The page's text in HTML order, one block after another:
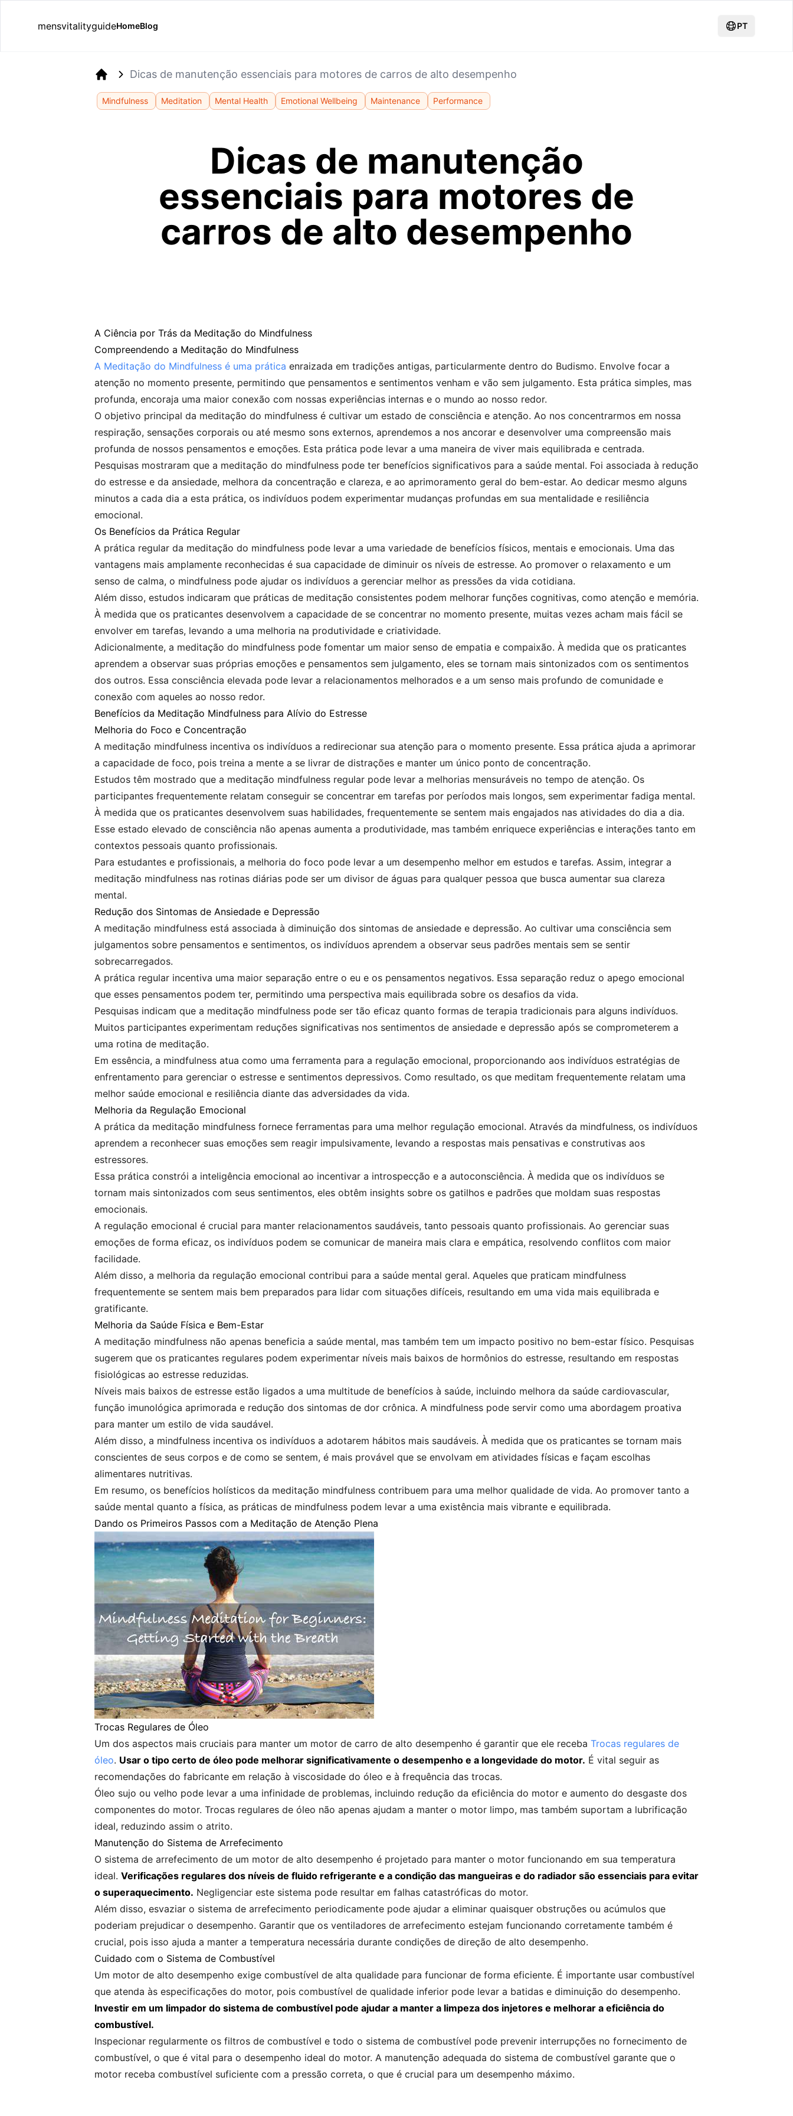
mensvitalityguideHomeBlog PT
Dicas de manutenção essenciais para motores de carros de alto desempenho
Mindfulness Meditation Mental Health Emotional Wellbeing Maintenance Performance
Dicas de manutenção
essenciais para motores de
carros de alto desempenho
A Ciência por Trás da Meditação do Mindfulness
Compreendendo a Meditação do Mindfulness
A Meditação do Mindfulness é uma prática enraizada em tradições antigas, particularmente dentro do Budismo. Envolve focar a
atenção no momento presente, permitindo que pensamentos e sentimentos venham e vão sem julgamento. Esta prática simples, mas
profunda, encoraja uma maior conexão com nossas experiências internas e o mundo ao nosso redor.
O objetivo principal da meditação do mindfulness é cultivar um estado de consciência e atenção. Ao nos concentrarmos em nossa
respiração, sensações corporais ou até mesmo sons externos, aprendemos a nos ancorar e desenvolver uma compreensão mais
profunda de nossos pensamentos e emoções. Esta prática pode levar a uma maneira de viver mais equilibrada e centrada.
Pesquisas mostraram que a meditação do mindfulness pode ter benefícios significativos para a saúde mental. Foi associada à redução
do estresse e da ansiedade, melhora da concentração e clareza, e ao aprimoramento geral do bem-estar. Ao dedicar mesmo alguns
minutos a cada dia a esta prática, os indivíduos podem experimentar mudanças profundas em sua mentalidade e resiliência
emocional.
Os Benefícios da Prática Regular
A prática regular da meditação do mindfulness pode levar a uma variedade de benefícios físicos, mentais e emocionais. Uma das
vantagens mais amplamente reconhecidas é sua capacidade de diminuir os níveis de estresse. Ao promover o relaxamento e um
senso de calma, o mindfulness pode ajudar os indivíduos a gerenciar melhor as pressões da vida cotidiana.
Além disso, estudos indicaram que práticas de meditação consistentes podem melhorar funções cognitivas, como atenção e memória.
À medida que os praticantes desenvolvem a capacidade de se concentrar no momento presente, muitas vezes acham mais fácil se
envolver em tarefas, levando a uma melhoria na produtividade e criatividade.
Adicionalmente, a meditação do mindfulness pode fomentar um maior senso de empatia e compaixão. À medida que os praticantes
aprendem a observar suas próprias emoções e pensamentos sem julgamento, eles se tornam mais sintonizados com os sentimentos
dos outros. Essa consciência elevada pode levar a relacionamentos melhorados e a um senso mais profundo de comunidade e
conexão com aqueles ao nosso redor.
Benefícios da Meditação Mindfulness para Alívio do Estresse
Melhoria do Foco e Concentração
A meditação mindfulness incentiva os indivíduos a redirecionar sua atenção para o momento presente. Essa prática ajuda a aprimorar
a capacidade de foco, pois treina a mente a se livrar de distrações e manter um único ponto de concentração.
Estudos têm mostrado que a meditação mindfulness regular pode levar a melhorias mensuráveis no tempo de atenção. Os
participantes frequentemente relatam conseguir se concentrar em tarefas por períodos mais longos, sem experimentar fadiga mental.
À medida que os praticantes desenvolvem suas habilidades, frequentemente se sentem mais engajados nas atividades do dia a dia.
Esse estado elevado de consciência não apenas aumenta a produtividade, mas também enriquece experiências e interações tanto em
contextos pessoais quanto profissionais.
Para estudantes e profissionais, a melhoria do foco pode levar a um desempenho melhor em estudos e tarefas. Assim, integrar a
meditação mindfulness nas rotinas diárias pode ser um divisor de águas para qualquer pessoa que busca aumentar sua clareza
mental.
Redução dos Sintomas de Ansiedade e Depressão
A meditação mindfulness está associada à diminuição dos sintomas de ansiedade e depressão. Ao cultivar uma consciência sem
julgamentos sobre pensamentos e sentimentos, os indivíduos aprendem a observar seus padrões mentais sem se sentir
sobrecarregados.
A prática regular incentiva uma maior separação entre o eu e os pensamentos negativos. Essa separação reduz o apego emocional
que esses pensamentos podem ter, permitindo uma perspectiva mais equilibrada sobre os desafios da vida.
Pesquisas indicam que a meditação mindfulness pode ser tão eficaz quanto formas de terapia tradicionais para alguns indivíduos.
Muitos participantes experimentam reduções significativas nos sentimentos de ansiedade e depressão após se comprometerem a
uma rotina de meditação.
Em essência, a mindfulness atua como uma ferramenta para a regulação emocional, proporcionando aos indivíduos estratégias de
enfrentamento para gerenciar o estresse e sentimentos depressivos. Como resultado, os que meditam frequentemente relatam uma
melhor saúde emocional e resiliência diante das adversidades da vida.
Melhoria da Regulação Emocional
A prática da meditação mindfulness fornece ferramentas para uma melhor regulação emocional. Através da mindfulness, os indivíduos
aprendem a reconhecer suas emoções sem reagir impulsivamente, levando a respostas mais pensativas e construtivas aos
estressores.
Essa prática constrói a inteligência emocional ao incentivar a introspecção e a autoconsciência. À medida que os indivíduos se
tornam mais sintonizados com seus sentimentos, eles obtêm insights sobre os gatilhos e padrões que moldam suas respostas
emocionais.
A regulação emocional é crucial para manter relacionamentos saudáveis, tanto pessoais quanto profissionais. Ao gerenciar suas
emoções de forma eficaz, os indivíduos podem se comunicar de maneira mais clara e empática, resolvendo conflitos com maior
facilidade.
Além disso, a melhoria da regulação emocional contribui para a saúde mental geral. Aqueles que praticam mindfulness
frequentemente se sentem mais bem preparados para lidar com situações difíceis, resultando em uma vida mais equilibrada e
gratificante.
Melhoria da Saúde Física e Bem-Estar
A meditação mindfulness não apenas beneficia a saúde mental, mas também tem um impacto positivo no bem-estar físico. Pesquisas
sugerem que os praticantes regulares podem experimentar níveis mais baixos de hormônios do estresse, resultando em respostas
fisiológicas ao estresse reduzidas.
Níveis mais baixos de estresse estão ligados a uma multitude de benefícios à saúde, incluindo melhora da saúde cardiovascular,
função imunológica aprimorada e redução dos sintomas de dor crônica. A mindfulness pode servir como uma abordagem proativa
para manter um estilo de vida saudável.
Além disso, a mindfulness incentiva os indivíduos a adotarem hábitos mais saudáveis. À medida que os praticantes se tornam mais
conscientes de seus corpos e de como se sentem, é mais provável que se envolvam em atividades físicas e façam escolhas
alimentares nutritivas.
Em resumo, os benefícios holísticos da meditação mindfulness contribuem para uma melhor qualidade de vida. Ao promover tanto a
saúde mental quanto a física, as práticas de mindfulness podem levar a uma existência mais vibrante e equilibrada.
Dando os Primeiros Passos com a Meditação de Atenção Plena
Trocas Regulares de Óleo
Um dos aspectos mais cruciais para manter um motor de carro de alto desempenho é garantir que ele receba Trocas regulares de
óleo. Usar o tipo certo de óleo pode melhorar significativamente o desempenho e a longevidade do motor. É vital seguir as
recomendações do fabricante em relação à viscosidade do óleo e à frequência das trocas.
Óleo sujo ou velho pode levar a uma infinidade de problemas, incluindo redução da eficiência do motor e aumento do desgaste dos
componentes do motor. Trocas regulares de óleo não apenas ajudam a manter o motor limpo, mas também suportam a lubrificação
ideal, reduzindo assim o atrito.
Manutenção do Sistema de Arrefecimento
O sistema de arrefecimento de um motor de alto desempenho é projetado para manter o motor funcionando em sua temperatura
ideal. Verificações regulares dos níveis de fluido refrigerante e a condição das mangueiras e do radiador são essenciais para evitar
o superaquecimento. Negligenciar este sistema pode resultar em falhas catastróficas do motor.
Além disso, esvaziar o sistema de arrefecimento periodicamente pode ajudar a eliminar quaisquer obstruções ou acúmulos que
poderiam prejudicar o desempenho. Garantir que os ventiladores de arrefecimento estejam funcionando corretamente também é
crucial, pois isso ajuda a manter a temperatura necessária durante condições de direção de alto desempenho.
Cuidado com o Sistema de Combustível
Um motor de alto desempenho exige combustível de alta qualidade para funcionar de forma eficiente. É importante usar combustível
que atenda às especificações do motor, pois combustível de qualidade inferior pode levar a batidas e diminuição do desempenho.
Investir em um limpador do sistema de combustível pode ajudar a manter a limpeza dos injetores e melhorar a eficiência do
combustível.
Inspecionar regularmente os filtros de combustível e todo o sistema de combustível pode prevenir interrupções no fornecimento de
combustível, o que é vital para o desempenho ideal do motor. A manutenção adequada do sistema de combustível garante que o
motor receba combustível suficiente com a pressão correta, o que é crucial para um desempenho máximo.